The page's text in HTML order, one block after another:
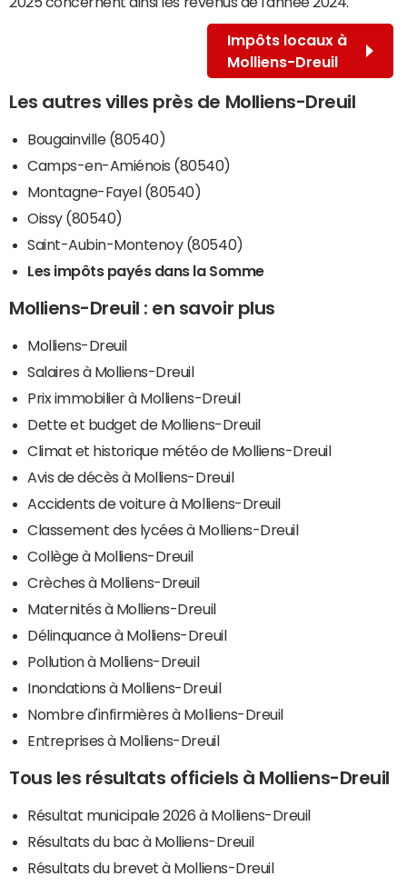
Impôts locaux à
Molliens-Dreuil
Les autres villes près de Molliens-Dreuil
Bougainville (80540)
Camps-en-Amiénois (80540)
Montagne-Fayel (80540)
Oissy (80540)
Saint-Aubin-Montenoy (80540)
Les impôts payés dans la Somme
Molliens-Dreuil : en savoir plus
Molliens-Dreuil
Salaires à Molliens-Dreuil
Prix immobilier à Molliens-Dreuil
Dette et budget de Molliens-Dreuil
Climat et historique météo de Molliens-Dreuil
Avis de décès à Molliens-Dreuil
Accidents de voiture à Molliens-Dreuil
Classement des lycées à Molliens-Dreuil
Collège à Molliens-Dreuil
Crèches à Molliens-Dreuil
Maternités à Molliens-Dreuil
Délinquance à Molliens-Dreuil
Pollution à Molliens-Dreuil
Inondations à Molliens-Dreuil
Nombre d'infirmières à Molliens-Dreuil
Entreprises à Molliens-Dreuil
Tous les résultats officiels à Molliens-Dreuil
Résultat municipale 2026 à Molliens-Dreuil
Résultats du bac à Molliens-Dreuil
Résultats du brevet à Molliens-Dreuil